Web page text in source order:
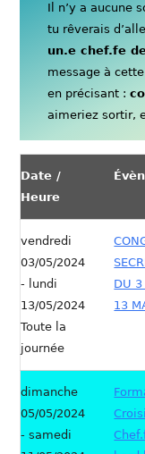
Il n’y a aucune
tu rêverais
un.e chef.fe
message à
en précisant :
aimeriez sortir,
Date /
Heure
vendredi
03/05/2024
- lundi
13/05/2024
Toute la
journée
DU 3
13
dimanche
05/05/2024
- samedi